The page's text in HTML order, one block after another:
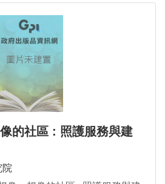
的社區 : 照護服務與建
院